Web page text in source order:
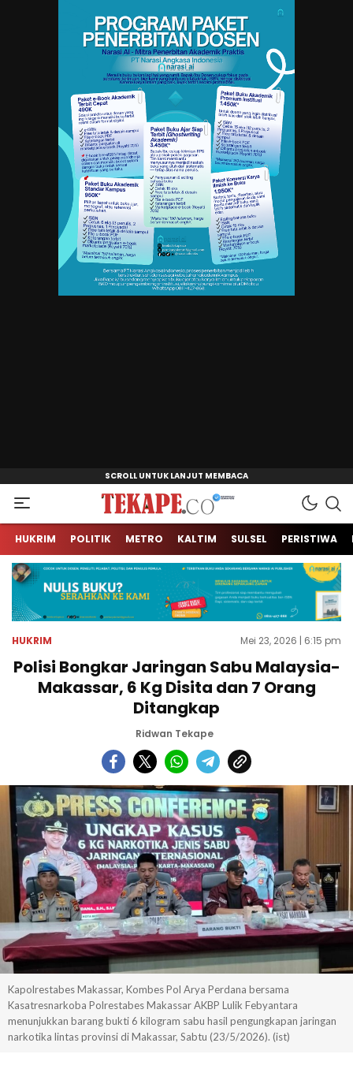
Tekape.co
Jendela Informasi Kita
HUKRIM POLITIK METRO KALTIM SULSEL PERISTIWA
HUKRIM Mei 23, 2026 | 6:15 pm
Polisi Bongkar Jaringan Sabu Malaysia-
Makassar, 6 Kg Disita dan 7 Orang
Ditangkap
Ridwan Tekape
Kapolrestabes Makassar, Kombes Pol Arya Perdana bersama
Kasatresnarkoba Polrestabes Makassar AKBP Lulik Febyantara
menunjukkan barang bukti 6 kilogram sabu hasil pengungkapan jaringan
narkotika lintas provinsi di Makassar, Sabtu (23/5/2026). (ist)